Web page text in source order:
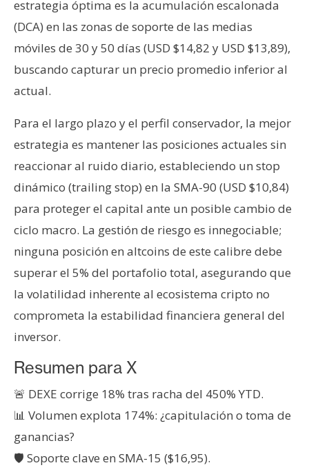
estrategia óptima es la acumulación escalonada
(DCA) en las zonas de soporte de las medias
móviles de 30 y 50 días (USD $14,82 y USD $13,89),
buscando capturar un precio promedio inferior al
actual.
Para el largo plazo y el perfil conservador, la mejor
estrategia es mantener las posiciones actuales sin
reaccionar al ruido diario, estableciendo un stop
dinámico (trailing stop) en la SMA-90 (USD $10,84)
para proteger el capital ante un posible cambio de
ciclo macro. La gestión de riesgo es innegociable;
ninguna posición en altcoins de este calibre debe
superar el 5% del portafolio total, asegurando que
la volatilidad inherente al ecosistema cripto no
comprometa la estabilidad financiera general del
inversor.
Resumen para X
🚨 DEXE corrige 18% tras racha del 450% YTD.
📊 Volumen explota 174%: ¿capitulación o toma de
ganancias?
🛡️ Soporte clave en SMA-15 ($16,95).